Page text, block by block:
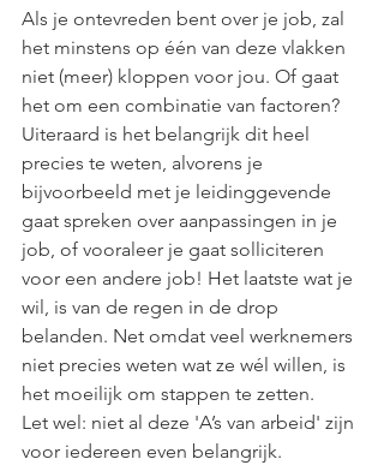
Als je ontevreden bent over je job, zal
het minstens op één van deze vlakken
niet (meer) kloppen voor jou. Of gaat
het om een combinatie van factoren?
Uiteraard is het belangrijk dit heel
precies te weten, alvorens je
bijvoorbeeld met je leidinggevende
gaat spreken over aanpassingen in je
job, of vooraleer je gaat solliciteren
voor een andere job! Het laatste wat je
wil, is van de regen in de drop
belanden. Net omdat veel werknemers
niet precies weten wat ze wél willen, is
het moeilijk om stappen te zetten.
Let wel: niet al deze 'A’s van arbeid' zijn
voor iedereen even belangrijk.